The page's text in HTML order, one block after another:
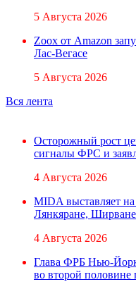
5 Августа 2026
Zoox от Amazon
Лас-Вегасе
5 Августа 2026
Вся лента
Осторожный рост
сигналы ФРС и
4 Августа 2026
MIDA выставляет
Лянкяране,
4 Августа 2026
Глава ФРБ Нью-
во второй половине